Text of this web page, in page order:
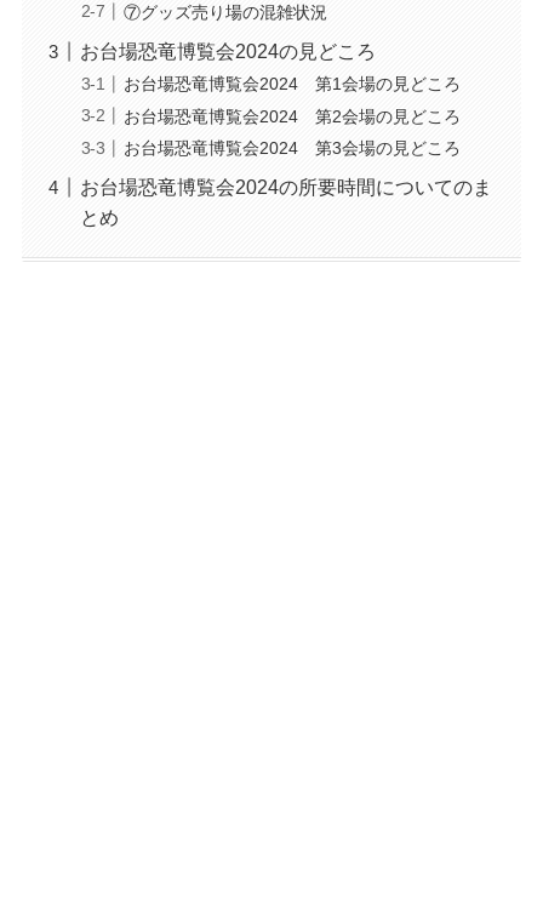
⑦グッズ売り場の混雑状況
お台場恐竜博覧会2024の見どころ
お台場恐竜博覧会2024 第1会場の見どころ
お台場恐竜博覧会2024 第2会場の見どころ
お台場恐竜博覧会2024 第3会場の見どころ
お台場恐竜博覧会2024の所要時間についてのま
とめ